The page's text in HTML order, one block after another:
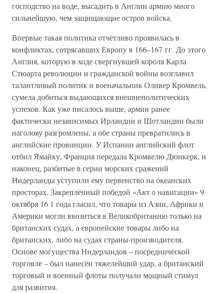
господство на воде, высадить в Англии армию много
сильнейшую, чем защищающие остров войска.
Впервые такая политика отчётливо проявилась в
конфликтах, сотрясавших Европу в 166–167 гг. До этого
Англия, которую в ходе свергнувшей короля Карла
Стюарта революции и гражданской войны возглавил
талантливый политик и военачальник Оливер Кромвель,
сумела добиться выдающихся внешнеполитических
успехов. Как уже писалось выше, армии ранее
фактически независимых Ирландии и Шотландии были
наголову разгромлены, а обе страны превратились в
английские провинции. У Испании английский флот
отбил Ямайку, Франция передала Кромвелю Дюнкерк, и
наконец, разбитые в серии морских сражений
Нидерланды уступили ему первенство на океанских
просторах. Закреплённый победой «Акт о навигации» 9
октября 16 1 года гласил, что товары из Азии, Африки и
Америки могли ввозиться в Великобританию только на
британских судах, а европейские товары либо на
британских, либо на судах страны-производителя.
Основе могущества Нидерландов – посреднической
торговле – был нанесён тяжелейший удар, а британский
торговый и военный флоты получали мощный стимул
для развития.